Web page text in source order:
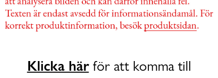
Klicka härför att komma till